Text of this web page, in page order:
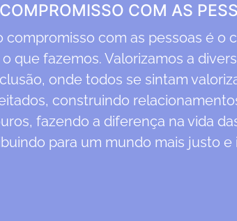
COMPROMISSO COM AS
compromisso com as pessoas é o
que fazemos. Valorizamos a
onde todos se sintam
construindo
fazendo a diferença na vida
para um mundo mais justo e